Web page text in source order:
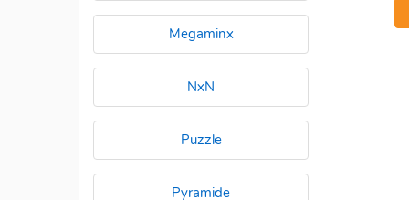
Megaminx
NxN
Puzzle
Pyramide